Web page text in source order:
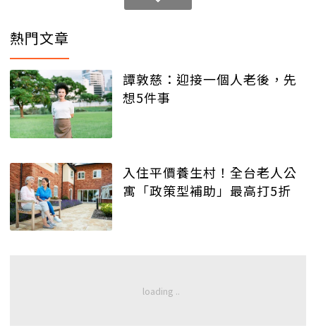
熱門文章
譚敦慈：迎接一個人老後，先
想5件事
入住平價養生村！全台老人公
寓「政策型補助」最高打5折